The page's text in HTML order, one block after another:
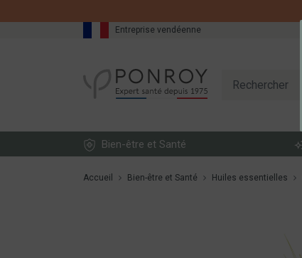
Bien-être et Santé
Entreprise vendéenne
Accueil Bien-être et Santé Huiles essentielles